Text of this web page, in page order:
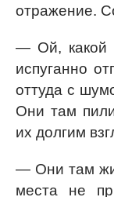
отражение.
— Ой, какой
испуганно
оттуда с
Они там
их долгим
— Они там
места не